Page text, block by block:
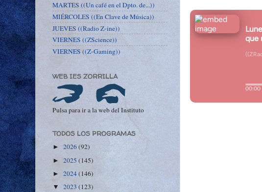
MARTES ((Un café en el Dpto. de...))
MIÉRCOLES ((En Clave de Música))
JUEVES ((Radio Z-ine))
VIERNES ((ZScience))
VIERNES ((Z-Gaming))
WEB IES ZORRILLA
Pulsa para ir a la web del Instituto
TODOS LOS PROGRAMAS
► 2026(92)
► 2025 (145)
► 2024(146)
▼ 2023 (123)